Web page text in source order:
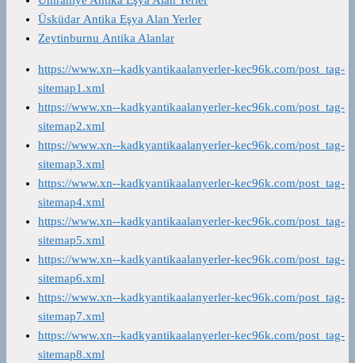
Üsküdar Antika Eşya Alan Yerler
Zeytinburnu Antika Alanlar
https://www.xn--kadkyantikaalanyerler-kec96k.com/post_tag-
sitemap1.xml
https://www.xn--kadkyantikaalanyerler-kec96k.com/post_tag-
sitemap2.xml
https://www.xn--kadkyantikaalanyerler-kec96k.com/post_tag-
sitemap3.xml
https://www.xn--kadkyantikaalanyerler-kec96k.com/post_tag-
sitemap4.xml
https://www.xn--kadkyantikaalanyerler-kec96k.com/post_tag-
sitemap5.xml
https://www.xn--kadkyantikaalanyerler-kec96k.com/post_tag-
sitemap6.xml
https://www.xn--kadkyantikaalanyerler-kec96k.com/post_tag-
sitemap7.xml
https://www.xn--kadkyantikaalanyerler-kec96k.com/post_tag-
sitemap8.xml